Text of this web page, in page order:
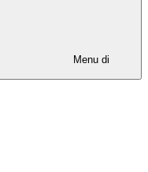
Menu di